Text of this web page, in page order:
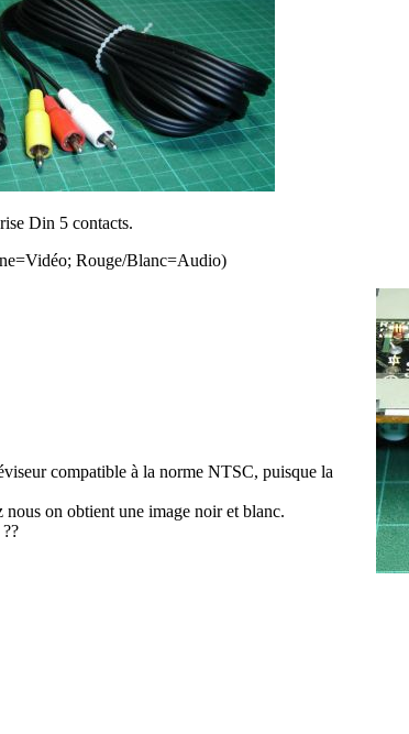
Din 5 contacts.
Rouge/Blanc=Audio)
compatible à la norme NTSC, puisque la
nous on obtient une image noir et blanc.